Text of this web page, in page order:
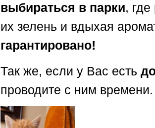
выбираться в парки,
их зелень и вдыхая
гарантировано!
Так же, если у Вас есть
проводите с ним времени.